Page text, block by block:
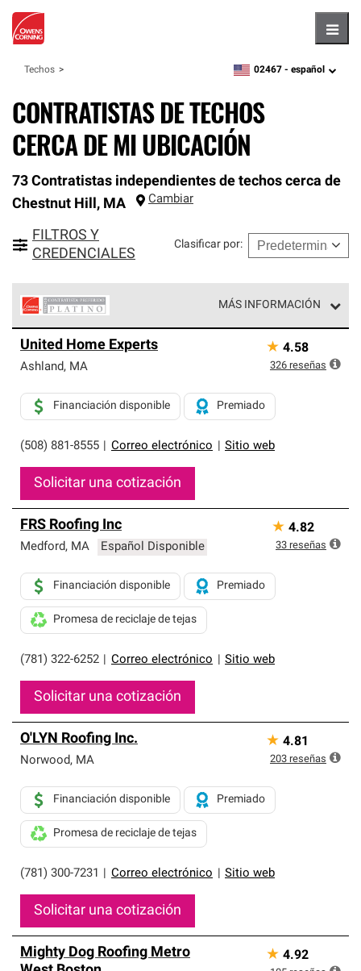
Techos zipcode,language
02467 - español
CONTRATISTAS DE TECHOS
CERCA DE MI UBICACIÓN
73 Contratistas independientes de techos cerca de
Chestnut Hill, MA Cambiar
FILTROS Y
CREDENCIALES
Clasificar por:
MÁS INFORMACIÓN
Corning constituyen el nivel superior de nuestra red
exclusiva y cumplen con estándares estrictos de
Solo ellos pueden ofrecer nuestra mejor garantía de
sistemas de techos.
United Home Experts
Ashland, MA
(508) 881-8555 Correo electrónico Sitio web
Financiación disponible Premiado
Solicitar una cotización
★ 4.58
326 reseñas
FRS Roofing Inc
Medford, MA Español Disponible
(781) 322-6252 Correo electrónico Sitio web
Financiación disponible Premiado
Promesa de reciclaje de tejas
Solicitar una cotización
★ 4.82
33 reseñas
O'LYN Roofing Inc.
Norwood, MA
(781) 300-7231 Correo electrónico Sitio web
Financiación disponible Premiado
Promesa de reciclaje de tejas
Solicitar una cotización
★ 4.81
203 reseñas
Mighty Dog Roofing Metro
★ 4.92